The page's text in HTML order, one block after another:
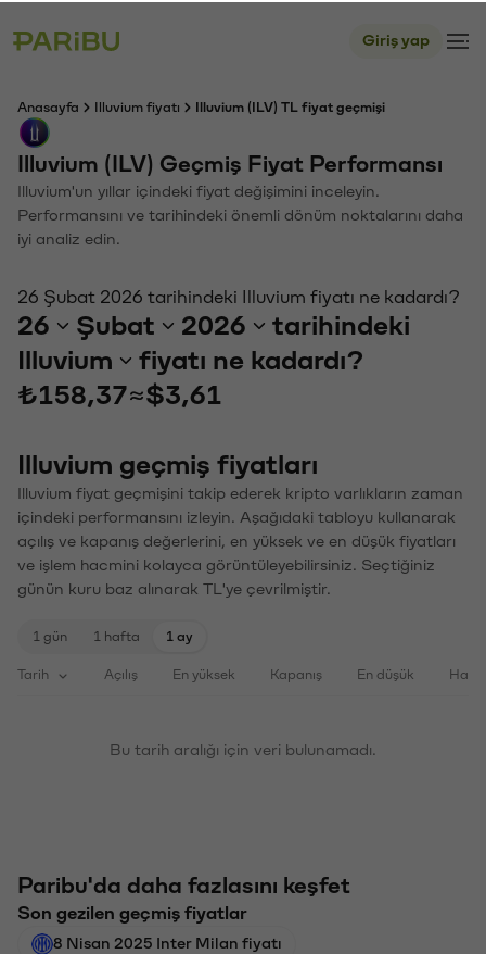
Giriş yap
Anasayfa Illuvium fiyatı Illuvium (ILV) TL fiyat geçmişi
Illuvium (ILV) Geçmiş Fiyat Performansı
Illuvium'un yıllar içindeki fiyat değişimini inceleyin.
Performansını ve tarihindeki önemli dönüm noktalarını daha
iyi analiz edin.
26 Şubat 2026 tarihindeki Illuvium fiyatı ne kadardı?
26 Şubat 2026
tarihindeki
Illuvium
fiyatı ne kadardı?
₺158,37≈$3,61
Illuvium geçmiş fiyatları
Illuvium fiyat geçmişini takip ederek kripto varlıkların zaman
içindeki performansını izleyin. Aşağıdaki tabloyu kullanarak
açılış ve kapanış değerlerini, en yüksek ve en düşük fiyatları
ve işlem hacmini kolayca görüntüleyebilirsiniz. Seçtiğiniz
günün kuru baz alınarak TL'ye çevrilmiştir.
1 gün 1 hafta 1 ay
Tarih Açılış En yüksek Kapanış En düşük
Bu tarih aralığı için veri bulunamadı.
Paribu'da daha fazlasını keşfet
Son gezilen geçmiş fiyatlar
8 Nisan 2025 Inter Milan fiyatı